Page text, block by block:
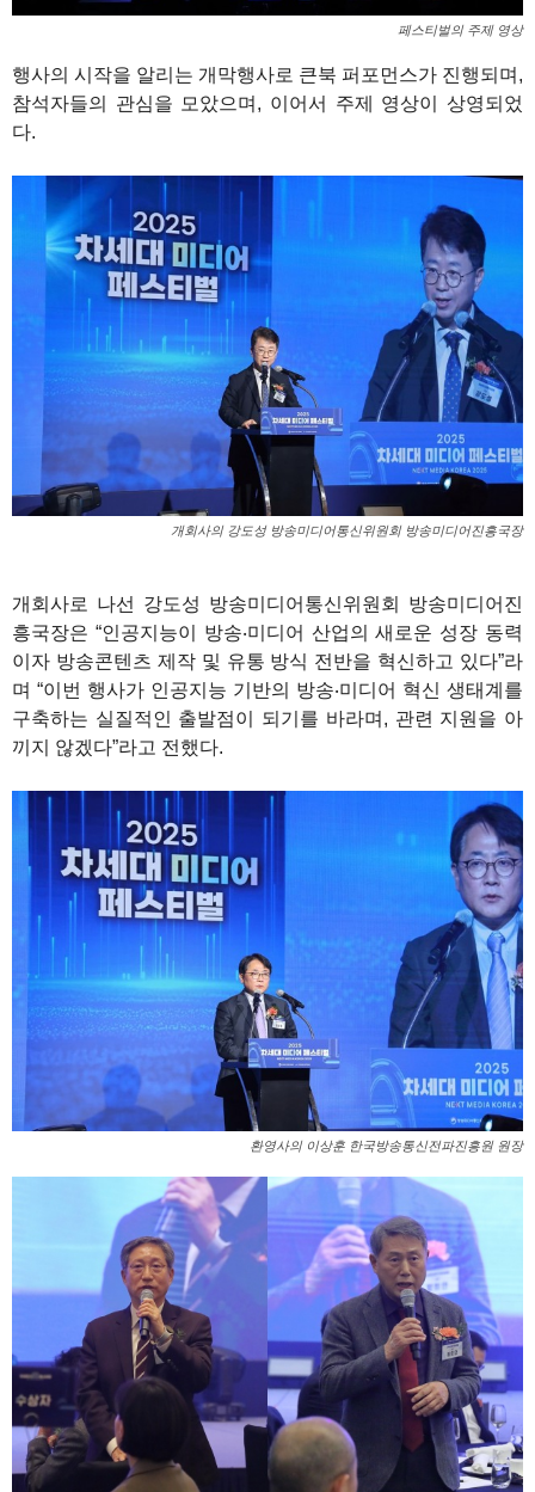
페스티벌의 주제 영상
행사의 시작을 알리는 개막행사로 큰북 퍼포먼스가 진행되며,
참석자들의 관심을 모았으며, 이어서 주제 영상이 상영되었
다.
개회사의 강도성 방송미디어통신위원회 방송미디어진흥국장
개회사로 나선 강도성 방송미디어통신위원회 방송미디어진
흥국장은 “인공지능이 방송‧미디어 산업의 새로운 성장 동력
이자 방송콘텐츠 제작 및 유통 방식 전반을 혁신하고 있다”라
며 “이번 행사가 인공지능 기반의 방송‧미디어 혁신 생태계를
구축하는 실질적인 출발점이 되기를 바라며, 관련 지원을 아
끼지 않겠다”라고 전했다.
환영사의 이상훈 한국방송통신전파진흥원 원장